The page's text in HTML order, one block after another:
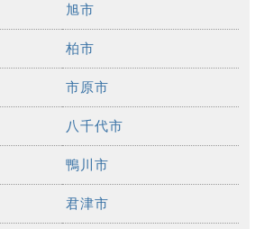
旭市
柏市
市原市
八千代市
鴨川市
君津市